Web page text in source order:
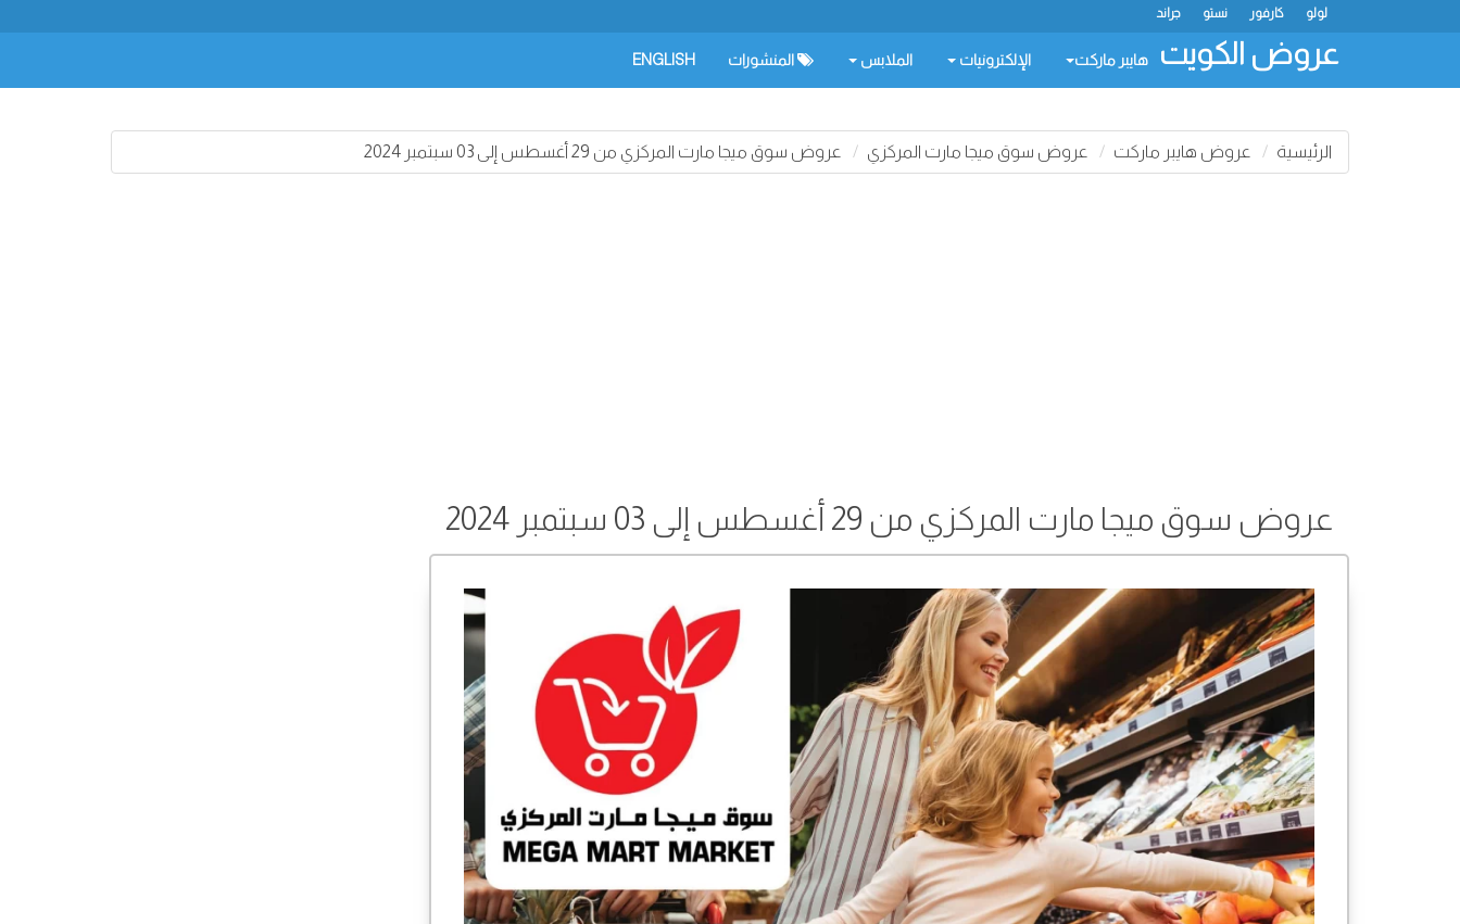
جراند نستو كارفور لولو
عروض الكويت هايبر ماركت الإلكترونيات الملابس المنشورات ENGLISH
الرئيسية عروض هايبر ماركت عروض سوق ميجا مارت المركزي عروض سوق ميجا مارت المركزي من 29 أغسطس إلى 03 سبتمبر 2024
عروض سوق ميجا مارت المركزي من 29 أغسطس إلى 03 سبتمبر 2024